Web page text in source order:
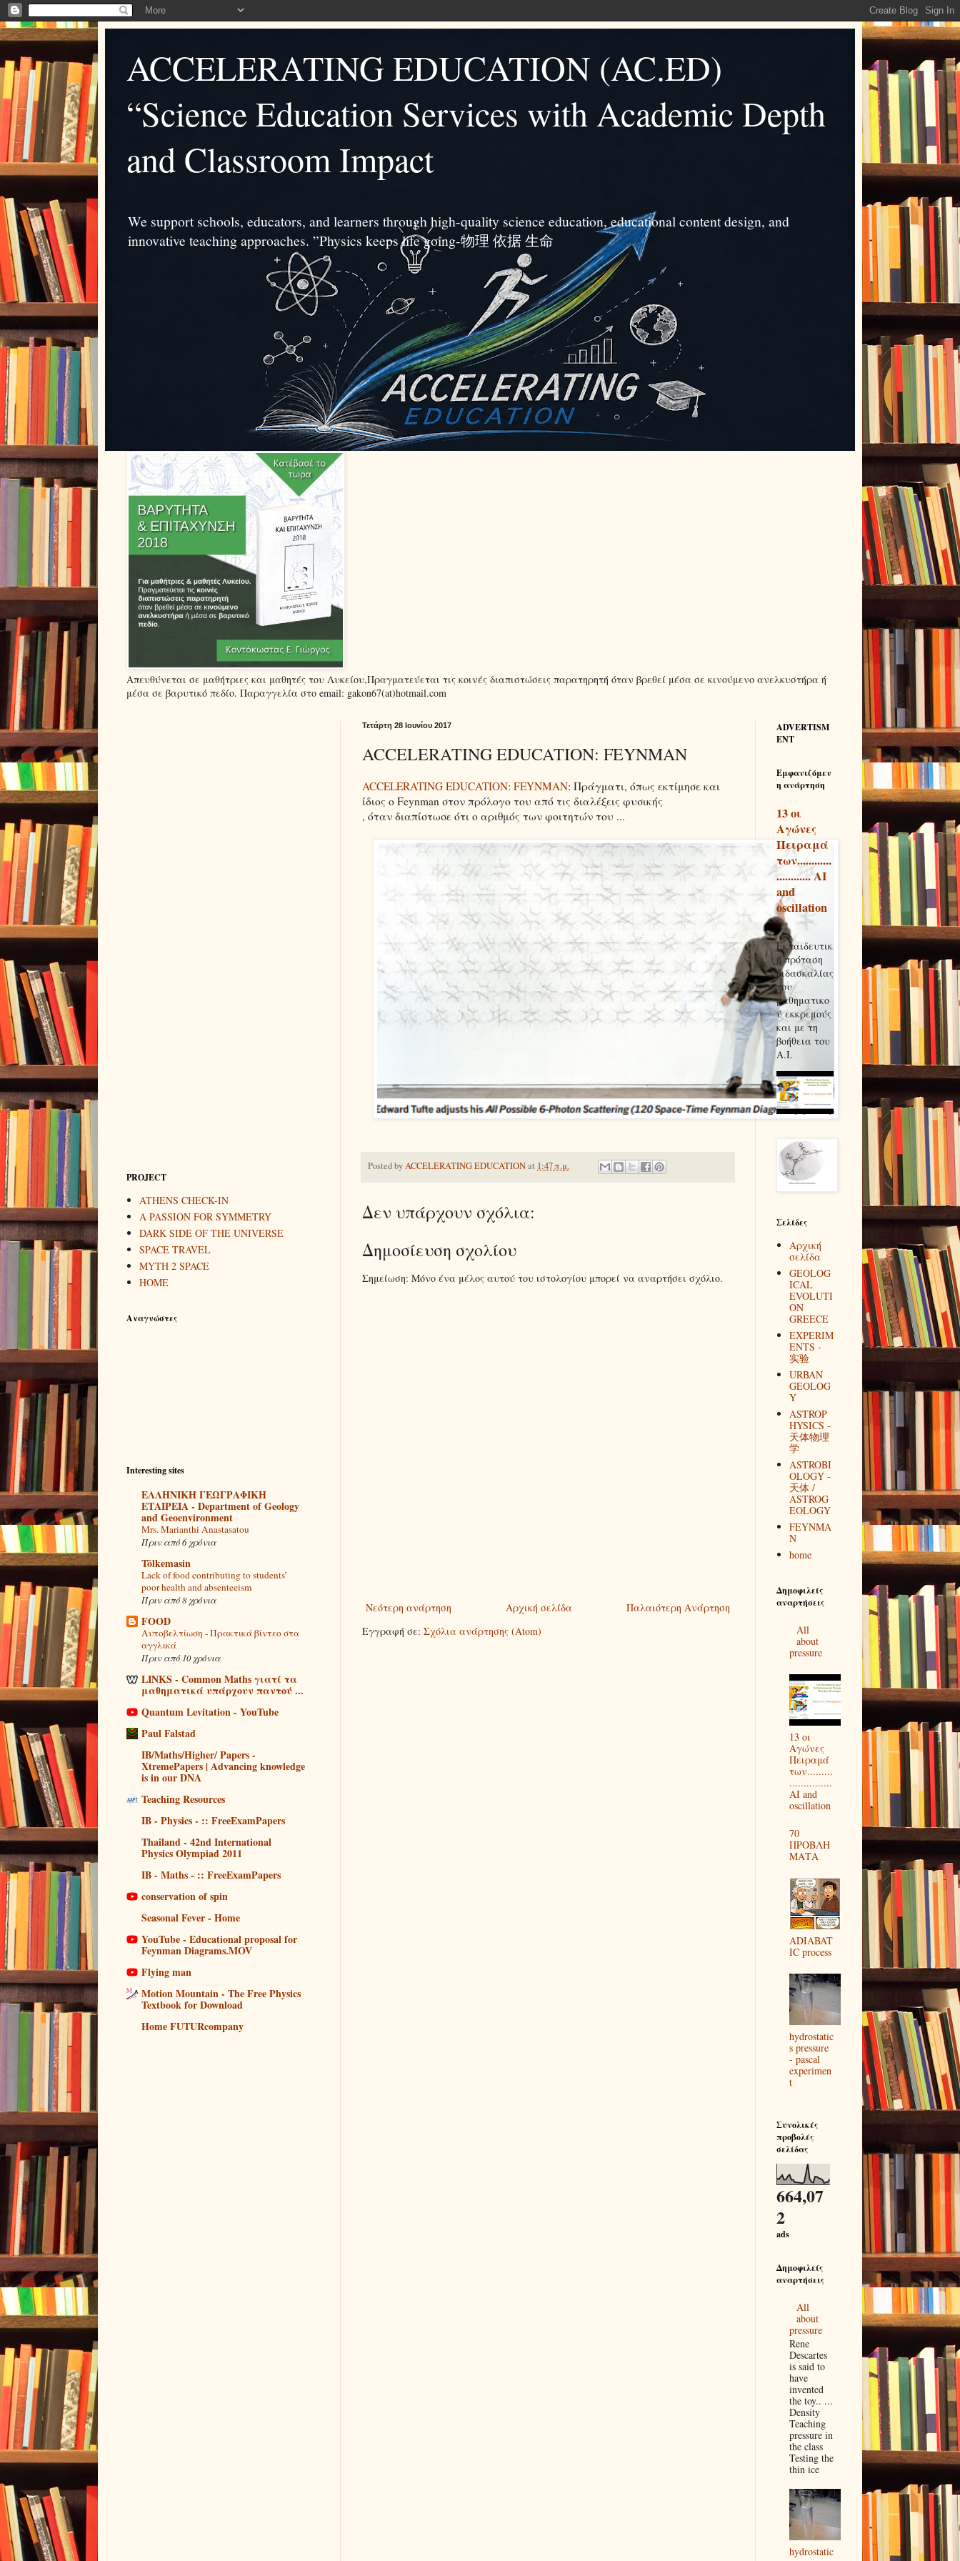
ACCELERATING EDUCATION (AC.ED)
“Science Education Services with Academic Depth
and Classroom Impact
We support schools, educators, and learners through high-quality science education, educational content design, and
innovative teaching approaches. ”Physics keeps life going-物理 依据 生命
Απευθύνεται σε μαθήτριες και μαθητές του Λυκείου,Πραγματεύεται τις κοινές διαπιστώσεις παρατηρητή όταν βρεθεί μέσα σε κινούμενο ανελκυστήρα ή
μέσα σε βαρυτικό πεδίο. Παραγγελία στο email: gakon67(at)hotmail.com
Τετάρτη 28 Ιουνίου 2017
ACCELERATING EDUCATION: FEYNMAN
ACCELERATING EDUCATION: FEYNMAN: Πράγματι, όπως εκτίμησε και
ίδιος ο Feynman στον πρόλογο του από τις διαλέξεις φυσικής
, όταν διαπίστωσε ότι ο αριθμός των φοιτητών του ...
Posted byACCELERATING EDUCATIONat 1:47 π.μ.
Δεν υπάρχουν σχόλια:
Δημοσίευση σχολίου
Σημείωση: Μόνο ένα μέλος αυτού του ιστολογίου μπορεί να αναρτήσει σχόλιο.
Νεότερη ανάρτηση Παλαιότερη Ανάρτηση
Αρχική σελίδα
Εγγραφή σε: Σχόλια ανάρτησης (Atom)
PROJECT
ATHENS CHECK-IN
A PASSION FOR SYMMETRY
DARK SIDE OF THE UNIVERSE
SPACE TRAVEL
MYTH 2 SPACE
ΗΟΜΕ
Αναγνώστες
Interesting sites
ΕΛΛΗΝΙΚΗ ΓΕΩΓΡΑΦΙΚΗ
ΕΤΑΙΡΕΙΑ - Department of Geology
and Geoenvironment
Mrs. Marianthi Anastasatou
Πριν από 6 χρόνια
Tõlkemasin
Lack of food contributing to students’
poor health and absenteeism
Πριν από 8 χρόνια
FOOD
Αυτοβελτίωση - Πρακτικά βίντεο στα
αγγλικά
Πριν από 10 χρόνια
LINKS - Common Maths γιατί τα
μαθηματικά υπάρχουν παντού ...
Quantum Levitation - YouTube
Paul Falstad
IB/Maths/Higher/ Papers -
XtremePapers | Advancing knowledge
is in our DNA
Teaching Resources
IB - Physics - :: FreeExamPapers
Thailand - 42nd International
Physics Olympiad 2011
IB - Maths - :: FreeExamPapers
conservation of spin
Seasonal Fever - Home
YouTube - Educational proposal for
Feynman Diagrams.MOV
Flying man
Motion Mountain - The Free Physics
Textbook for Download
Home FUTURcompany
ADVERTISM
ENT
Εμφανιζόμεν
η ανάρτηση
13 οι
Αγώνες
Πειραμά
των............
............ AI
and
oscillation
Εκπαιδευτικ
ή πρόταση
διδασκαλίας
του
μαθηματικο
ύ εκκρεμούς
και με τη
βοήθεια του
Α.Ι.
Σελίδες
Αρχική
σελίδα
GEOLOG
ICAL
EVOLUTI
ON
GREECE
EXPERIM
ENTS -
实验
URBAN
GEOLOG
Y
ASTROP
HYSICS -
天体物理
学
ASTROBI
OLOGY -
天体 /
ASTROG
EOLOGY
FEYNMA
N
home
Δημοφιλείς
αναρτήσεις
All
about
pressure
13 οι
Αγώνες
Πειραμά
των.........
...............
AI and
oscillation
70
ΠΡΟΒΛΗ
ΜΑΤΑ
ADIABAT
IC process
hydrostatic
s pressure
- pascal
experimen
t
Συνολικές
προβολές
σελίδας
664,07
2
ads
Δημοφιλείς
αναρτήσεις
All
about
pressure
Rene
Descartes
is said to
have
invented
the toy.. ...
Density
Teaching
pressure in
the class
Testing the
thin ice
hydrostatic